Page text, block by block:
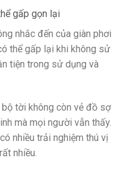
gấp gọn lại
nhắc đến của giàn phơi
thể gấp lại khi không sử
tiện trong sử dụng và
tời không còn vẻ đồ sợ
mà mọi người vẫn thấy.
nhiều trải nghiệm thú vị
nhiều.